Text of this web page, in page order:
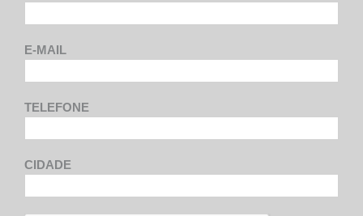
E-MAIL
TELEFONE
CIDADE